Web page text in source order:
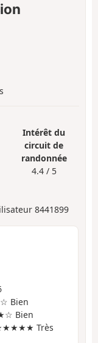
Intérêt du
circuit de
randonnée
4.4 / 5
8441899
Bien
Bien
Très